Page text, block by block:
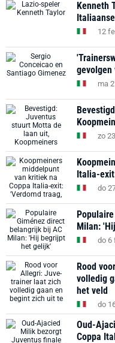
Kenneth
12
gevolgen
ma
zo
Italia-
do
Milan:
do 6
Rood
volledig
het veld
do
Oud-
Coppa